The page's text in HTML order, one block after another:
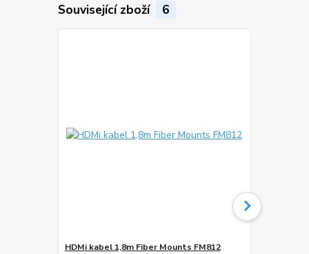
Související zboží 6
HDMi kabel 1,8m Fiber Mounts FM812